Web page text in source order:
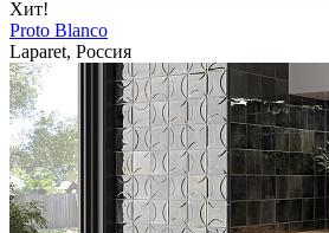
Хит!
Proto Blanco
Laparet, Россия